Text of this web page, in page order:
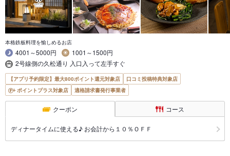
本格鉄板料理を愉しめるお店
4001～5000円
1001～1500円
2号線側の久松通り 入口入って左手すぐ
【アプリ予約限定】最大800ポイント還元対象店
口コミ投稿特典対象店
ポイントプラス対象店
適格請求書発行事業者
クーポン コース
ディナータイムに使える♪ お会計から１０％ＯＦＦ